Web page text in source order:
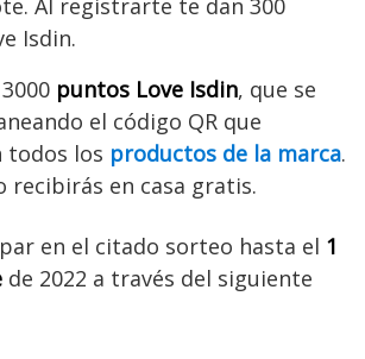
Al registrarte te dan 300
Isdin.
puntos Love Isdin, que se
el código QR que
todos los productos de la marca.
recibirás en casa gratis.
en el citado sorteo hasta el 1
de 2022 a través del siguiente